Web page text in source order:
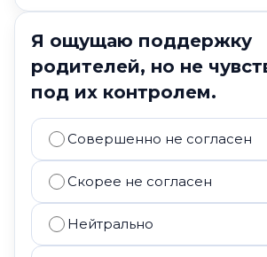
Я ощущаю поддержку
родителей, но не
под их контролем.
Совершенно не согласен
Скорее не согласен
Нейтрально